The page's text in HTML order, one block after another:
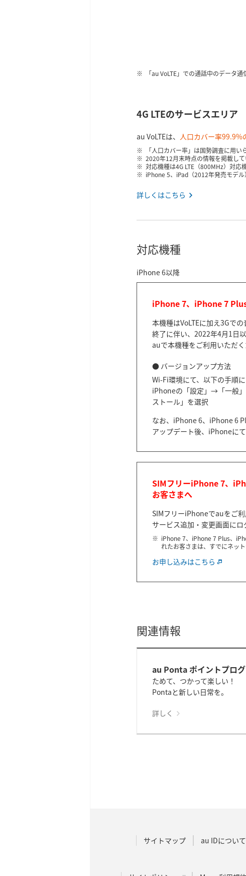
「au VoLTE」での通話中のデータ
4G LTEのサービスエリア
au VoLTEは、 人口カバー率99.9%
「人口カバー率」は国勢調査に用
2020年12月末時点の情報を掲載して
対応機種は4G LTE（800MHz）対応
iPhone 5、iPad（2012年発売モデル
詳しくはこちら
対応機種
iPhone 6以降
iPhone 7、iPhone 7
本機種はVoLTEに加え3Gで
終了に伴い、2022年4月1日
auで本機種をご利用いただ
● バージョンアップ方法
Wi-Fi環境にて、以下の手順
iPhoneの「設定」→「一般
ストール」を選択
なお、iPhone 6、iPhone 6
アップデート後、iPhoneに
SIMフリーiPhone 7、
お客さまへ
SIMフリーiPhoneでauをご
サービス追加・変更画面に
iPhone 7、iPhone 7 Plus、
れたお客さまは、すでにネッ
お申し込みはこちら
関連情報
au Ponta ポイントプロ
ためて、つかって楽しい！
Pontaと新しい日常を。
詳しく
サイトマップ au IDについて